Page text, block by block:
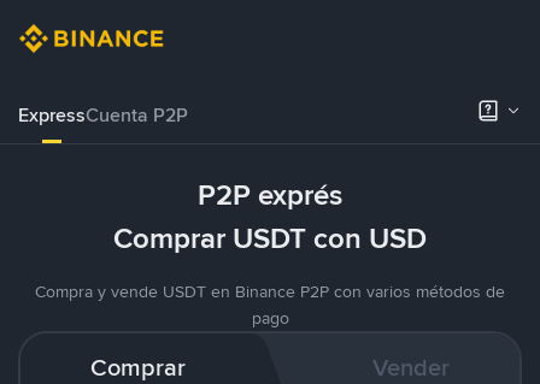
ExpressCuenta P2P
P2P exprés
Comprar USDT con USD
Compra y vende USDT en Binance P2P con varios métodos de
pago
Comprar Vender